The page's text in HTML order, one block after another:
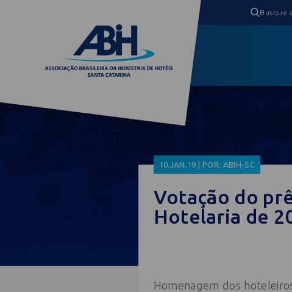
10.JAN.19 | POR: ABIH-SC
Votação do
Hotelaria de
Homenagem dos